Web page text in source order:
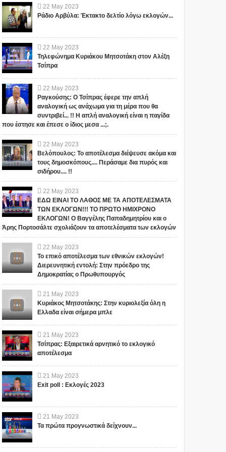
22 May 2023
Ράδιο Αρβύλα: Έκτακτο δελτίο λόγω εκλογών...
22 May 2023
Τηλεφώνημα Κυριάκου Μητσοτάκη στον Αλέξη
Τσίπρα
22 May 2023
Ραγκούσης: Ο Τσίπρας έφερε την απλή
αναλογική ως ανάχωμα για τη μέρα που θα
συντριβεί... !! Η απλή αναλογική είναι η παγίδα
που έστησε και έπεσε ο ίδιος μεσα ...;.
22 May 2023
Βελόπουλος: Το αποτέλεσμα διέψευσε ακόμα και
τους δημοσκόπους.... Περάσαμε δια πυρός και
σιδήρου.... !!
22 May 2023
ΕΔΩ ΕΙΝΑΙ ΤΟ ΛΑΘΟΣ ΜΕ ΤΑ ΑΠΟΤΕΛΕΣΜΑΤΑ
ΤΩΝ ΕΚΛΟΓΩΝ!!! ΤΟ ΠΡΩΤΟ ΗΜΙΧΡΟΝΟ
ΕΚΛΟΓΩΝ! Ο Βαγγέλης Παπαδημητρίου και ο
Άρης Πορτοσάλτε σχολιάζουν τα αποτελέσματα των εκλογών
22 May 2023
Το επικό αποτέλεσμα των εθνικών εκλογών!
Διερευνητική εντολή: Στην πρόεδρο της
Δημοκρατίας ο Πρωθυπουργός
21 May 2023
Κυριάκος Μητσοτάκης: Στην κυριολεξία όλη η
Ελλαδα είναι σήμερα μπλε
21 May 2023
Τσίπρας: Εξαιρετικά αρνητικό το εκλογικό
αποτέλεσμα
21 May 2023
Exit poll : Εκλογές 2023
21 May 2023
Τα πρώτα προγνωστικά δείχνουν...